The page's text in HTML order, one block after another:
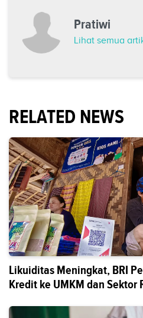
Pratiwi
Lihat semua
RELATED NEWS
Likuiditas Meningkat, BRI
Kredit ke UMKM dan Sektor